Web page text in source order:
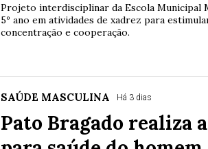
Projeto interdisciplinar da Escola Municipal
5º ano em atividades de xadrez para
concentração e cooperação.
SAÚDE MASCULINA Há 3 dias
Pato Bragado realiza